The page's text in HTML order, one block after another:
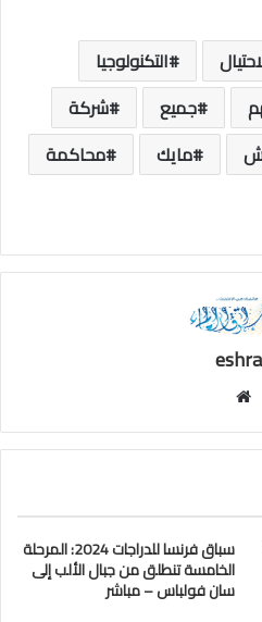
التكنولوجيا
جميع
شركة
مايك
محاكمة
سباق فرنسا للدراجات 2024: المرحلة
الخامسة تنطلق من جبال الألب إلى
سان فولباس – مباشر